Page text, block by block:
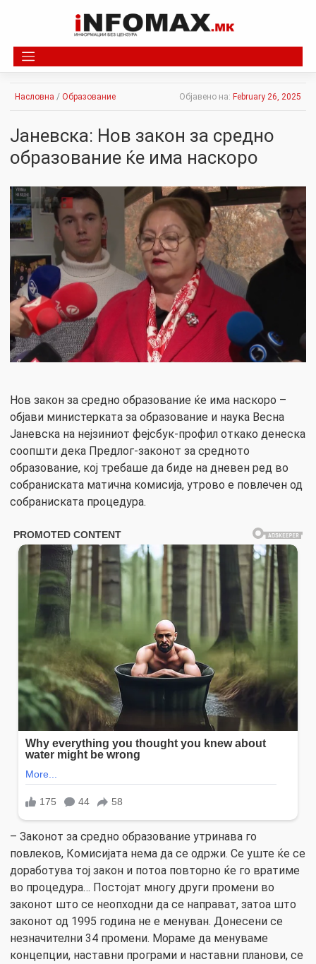
Насловна / Образование Објавено на: February 26, 2025
Јаневска: Нов закон за средно
образование ќе има наскоро
Нов закон за средно образование ќе има наскоро –
објави министерката за образование и наука Весна
Јаневска на нејзиниот фејсбук-профил откако денеска
соопшти дека Предлог-законот за средното
образование, кој требаше да биде на дневен ред во
собраниската матична комисија, утрово е повлечен од
собраниската процедура.
– Законот за средно образование утринава го
повлеков, Комисијата нема да се одржи. Се уште ќе се
доработува тој закон и потоа повторно ќе го вратиме
во процедура… Постојат многу други промени во
законот што се неопходни да се направат, затоа што
законот од 1995 година не е менуван. Донесени се
незначителни 34 промени. Мораме да менуваме
концепции, наставни програми и наставни планови, се